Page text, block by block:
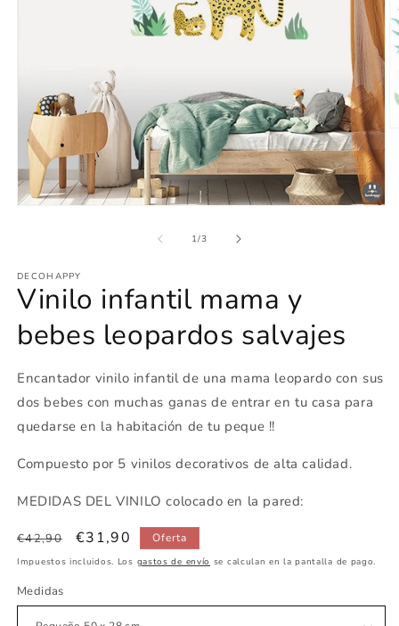
una
ventana
modal
1/de
3
DECOHAPPY
Vinilo infantil mama y
bebes leopardos salvajes
Encantador vinilo infantil de una mama leopardo con sus
dos bebes con muchas ganas de entrar en tu casa para
quedarse en la habitación de tu peque !!
Compuesto por 5 vinilos decorativos de alta calidad.
MEDIDAS DEL VINILO colocado en la pared:
Precio
habitual
€42,90
Precio
de
€31,90 Oferta
Impuestos incluidos. Los gastos de envío se calculan en la pantalla de pago.
Medidas